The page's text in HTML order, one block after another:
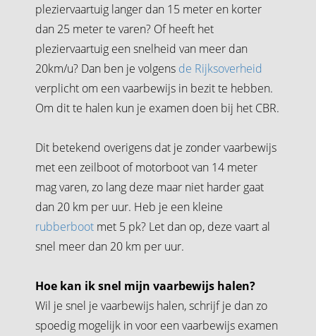
pleziervaartuig langer dan 15 meter en korter
dan 25 meter te varen? Of heeft het
pleziervaartuig een snelheid van meer dan
20km/u? Dan ben je volgens de Rijksoverheid
verplicht om een vaarbewijs in bezit te hebben.
Om dit te halen kun je examen doen bij het CBR.
Dit betekend overigens dat je zonder vaarbewijs
met een zeilboot of motorboot van 14 meter
mag varen, zo lang deze maar niet harder gaat
dan 20 km per uur. Heb je een kleine
rubberboot met 5 pk? Let dan op, deze vaart al
snel meer dan 20 km per uur.
Hoe kan ik snel mijn vaarbewijs halen?
Wil je snel je vaarbewijs halen, schrijf je dan zo
spoedig mogelijk in voor een vaarbewijs examen